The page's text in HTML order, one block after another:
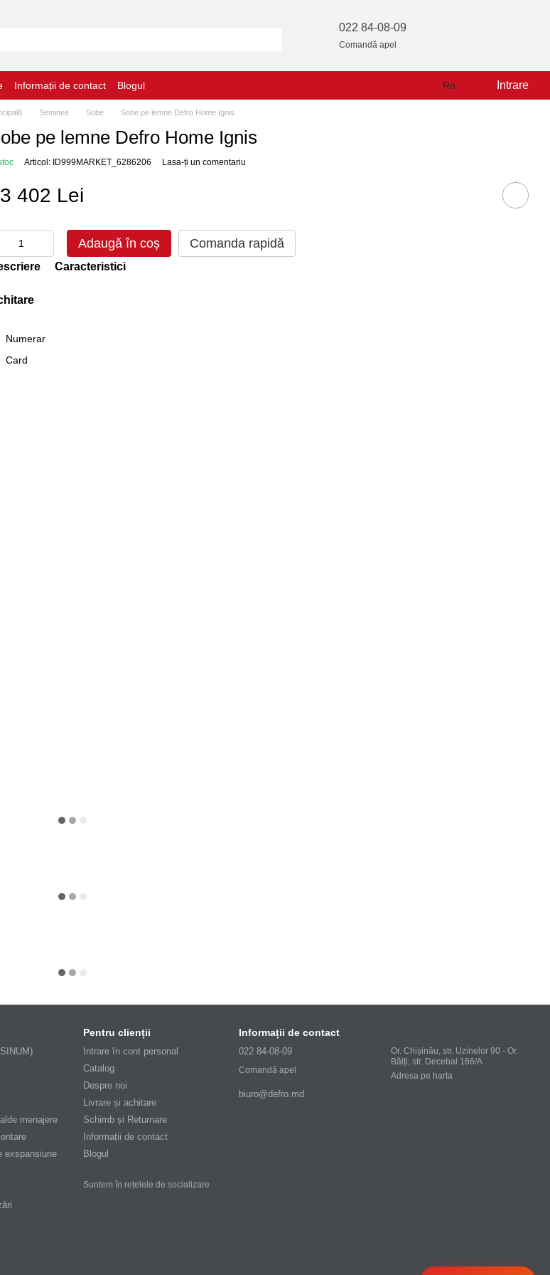
022 84-08-09
Comandă apel
Informații de contact Blogul Ro Intrare
Șeminee Sobe Sobe pe lemne Defro Home Ignis
pe lemne Defro Home Ignis
Articol: ID999MARKET_6286206 Lasa-ți un comentariu
402 Lei
Adaugă în coș Comanda rapidă
Caracteristici
Numerar
Card
menajere
exspansiune
Pentru clienții
Intrare în cont personal
Catalog
Despre noi
Livrare și achitare
Schimb și Returnare
Informații de contact
Blogul
Suntem în rețelele de socializare
Informații de contact
022 84-08-09
Comandă apel
biuro@defro.md
Or. Chișinău, str. Uzinelor 90 - Or.
Bălți, str. Decebal 166/A
Adresa pe harta